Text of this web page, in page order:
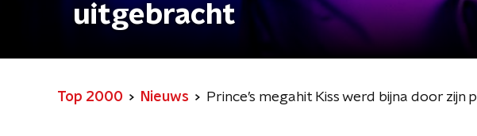
uitgebracht
Top 2000 Nieuws Prince’s megahit Kiss werd bijna door